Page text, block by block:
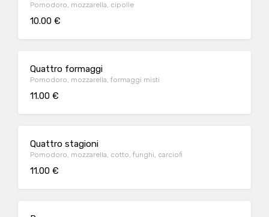
Pomodoro, mozzarella, cipolle
10.00 €
Quattro formaggi
Pomodoro, mozzarella, formaggi misti
11.00 €
Quattro stagioni
Pomodoro, mozzarella, cotto, funghi, carciofi
11.00 €